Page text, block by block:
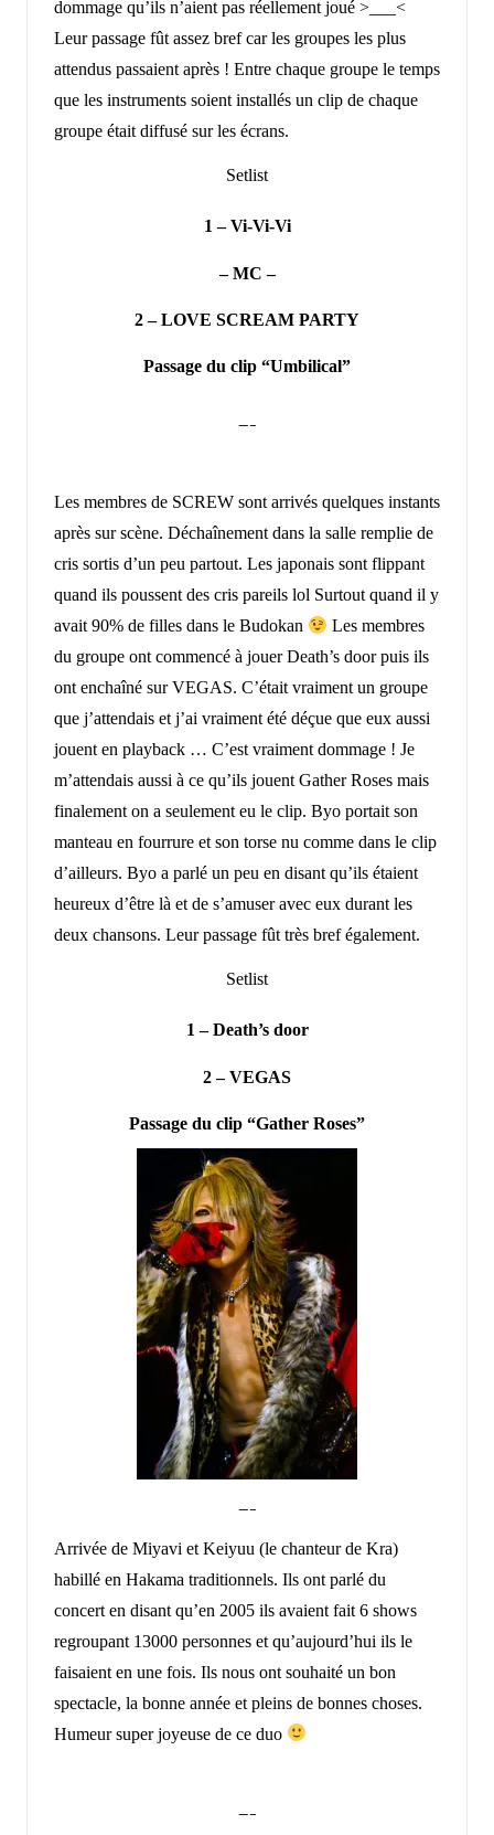
dommage qu’ils n’aient pas réellement joué >___<
Leur passage fût assez bref car les groupes les plus
attendus passaient après ! Entre chaque groupe le temps
que les instruments soient installés un clip de chaque
groupe était diffusé sur les écrans.
Setlist
1 – Vi-Vi-Vi
– MC –
2 – LOVE SCREAM PARTY
Passage du clip “Umbilical”
—–
Les membres de SCREW sont arrivés quelques instants
après sur scène. Déchaînement dans la salle remplie de
cris sortis d’un peu partout. Les japonais sont flippant
quand ils poussent des cris pareils lol Surtout quand il y
avait 90% de filles dans le Budokan
Les membres
du groupe ont commencé à jouer Death’s door puis ils
ont enchaîné sur VEGAS. C’était vraiment un groupe
que j’attendais et j’ai vraiment été déçue que eux aussi
jouent en playback … C’est vraiment dommage ! Je
m’attendais aussi à ce qu’ils jouent Gather Roses mais
finalement on a seulement eu le clip. Byo portait son
manteau en fourrure et son torse nu comme dans le clip
d’ailleurs. Byo a parlé un peu en disant qu’ils étaient
heureux d’être là et de s’amuser avec eux durant les
deux chansons. Leur passage fût très bref également.
Setlist
1 – Death’s door
2 – VEGAS
Passage du clip “Gather Roses”
—–
Arrivée de Miyavi et Keiyuu (le chanteur de Kra)
habillé en Hakama traditionnels. Ils ont parlé du
concert en disant qu’en 2005 ils avaient fait 6 shows
regroupant 13000 personnes et qu’aujourd’hui ils le
faisaient en une fois. Ils nous ont souhaité un bon
spectacle, la bonne année et pleins de bonnes choses.
Humeur super joyeuse de ce duo
—–